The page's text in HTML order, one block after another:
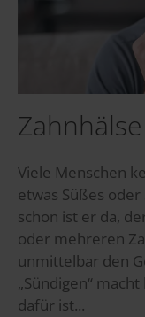
Zahnhälse
Viele Menschen
etwas Süßes
schon ist er da,
oder mehreren
unmittelbar den
„Sündigen“
dafür ist...